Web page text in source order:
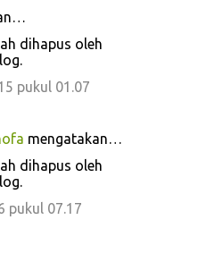
dihapus oleh
pukul 01.07
mengatakan…
dihapus oleh
pukul 07.17